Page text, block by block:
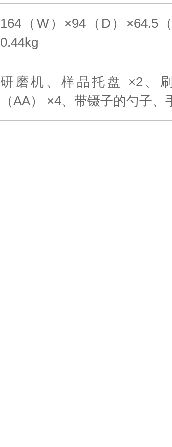
164（W）×94（D）×64.5
0.44kg
研磨机、样品托盘 ×2、
（AA） ×4、带镊子的勺子、